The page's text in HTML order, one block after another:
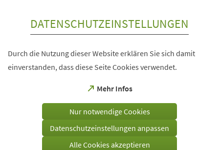
DATENSCHUTZEINSTELLUNGEN
Durch die Nutzung dieser Website erklären Sie sich damit
einverstanden, dass diese Seite Cookies verwendet.
Mehr Infos
(Öffnet
einem
Tab)
Nur notwendige Cookies
Datenschutzeinstellungen anpassen
Alle Cookies akzeptieren